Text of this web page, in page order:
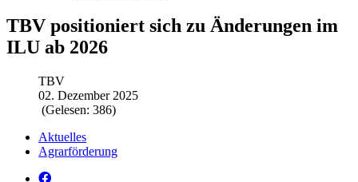
TBV positioniert sich zu Änderungen im
ILU ab 2026
TBV
02. Dezember 2025
(Gelesen: 386)
Aktuelles
Agrarförderung